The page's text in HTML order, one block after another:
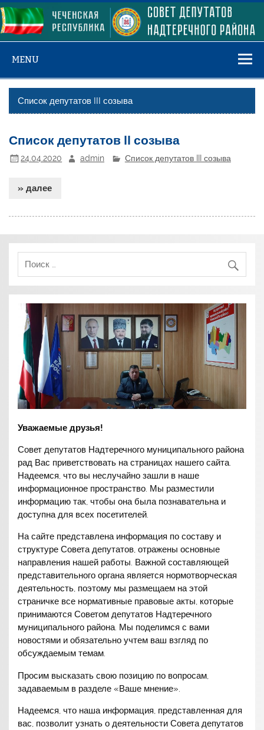
Skip
to
content
MENU
Список депутатов III созыва
Список депутатов II созыва
24.04.2020 admin Список депутатов III созыва
» далее
Уважаемые друзья!
Совет депутатов Надтеречного муниципального района
рад Вас приветствовать на страницах нашего сайта.
Надеемся, что вы неслучайно зашли в наше
информационное пространство. Мы разместили
информацию так, чтобы она была познавательна и
доступна для всех посетителей.
На сайте представлена информация по составу и
структуре Совета депутатов, отражены основные
направления нашей работы. Важной составляющей
представительного органа является нормотворческая
деятельность, поэтому мы размещаем на этой
страничке все нормативные правовые акты, которые
принимаются Советом депутатов Надтеречного
муниципального района. Мы поделимся с вами
новостями и обязательно учтем ваш взгляд по
обсуждаемым темам.
Просим высказать свою позицию по вопросам,
задаваемым в разделе «Ваше мнение».
Надеемся, что наша информация, представленная для
вас, позволит узнать о деятельности Совета депутатов